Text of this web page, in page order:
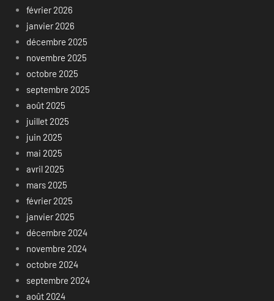
février 2026
janvier 2026
décembre 2025
novembre 2025
octobre 2025
septembre 2025
août 2025
juillet 2025
juin 2025
mai 2025
avril 2025
mars 2025
février 2025
janvier 2025
décembre 2024
novembre 2024
octobre 2024
septembre 2024
août 2024